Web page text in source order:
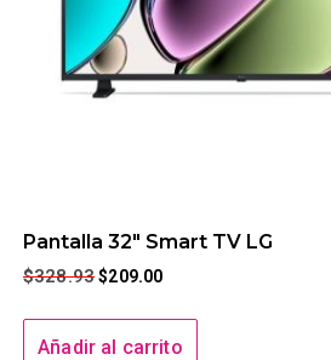
Pantalla 32″ Smart TV LG
$328.93 $209.00
Añadir al carrito